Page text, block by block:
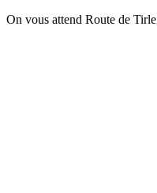
On vous attend Route de